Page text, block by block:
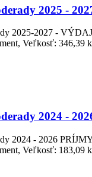
2025 -
2025-2027 -
Veľkosť: 346,39
2024 -
2024 - 2026
Veľkosť: 183,09